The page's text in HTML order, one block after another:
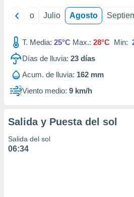
e
mediante
publicidad
de
Junio Julio Agosto
T. Media: 25°C Max.: 28°C Min:
Días de lluvia: 23 días
Acum. de lluvia: 162 mm
Viento medio: 9 km/h
Salida y Puesta del sol
Salida del sol
06:34